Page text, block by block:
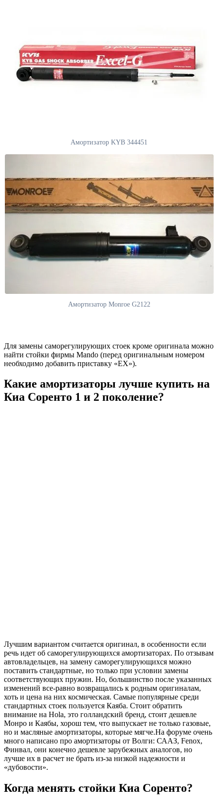
Амортизатор KYB 344451
Амортизатор Monroe G2122
Для замены саморегулирующих стоек кроме оригинала можно
найти стойки фирмы Mando (перед оригинальным номером
необходимо добавить приставку «EX»).
Какие амортизаторы лучше купить на
Киа Соренто 1 и 2 поколение?
Лучшим вариантом считается оригинал, в особенности если
речь идет об саморегулирующихся амортизаторах. По отзывам
автовладельцев, на замену саморегулирующихся можно
поставить стандартные, но только при условии замены
соответствующих пружин. Но, большинство после указанных
изменений все-равно возвращались к родным оригиналам,
хоть и цена на них космическая. Самые популярные среди
стандартных стоек пользуется Каяба. Стоит обратить
внимание на Hola, это голландский бренд, стоит дешевле
Монро и Каябы, хорош тем, что выпускает не только газовые,
но и масляные амортизаторы, которые мягче.На форуме очень
много написано про амортизаторы от Волги: СААЗ, Fenox,
Финвал, они конечно дешевле зарубежных аналогов, но
лучше их в расчет не брать из-за низкой надежности и
«дубовости».
Когда менять стойки Киа Соренто?